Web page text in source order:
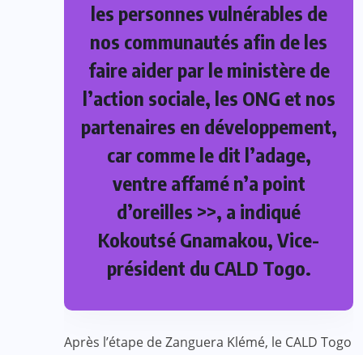
les personnes vulnérables de
nos communautés afin de les
faire aider par le ministère de
l’action sociale, les ONG et nos
partenaires en développement,
car comme le dit l’adage,
ventre affamé n’a point
d’oreilles >>, a indiqué
Kokoutsé Gnamakou, Vice-
président du CALD Togo.
Après l’étape de Zanguera Klémé, le CALD Togo